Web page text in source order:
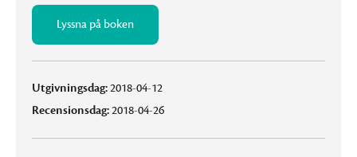
Lyssna på boken
Utgivningsdag:2018-04-12
Recensionsdag:2018-04-26